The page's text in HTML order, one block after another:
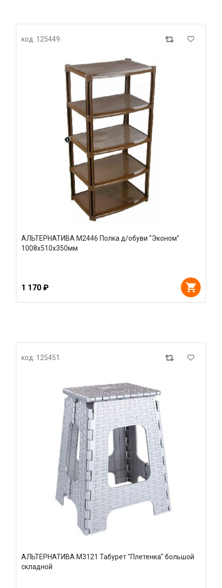
код: 125449
АЛЬТЕРНАТИВА М2446 Полка д/обуви "Эконом"
1008х510х350мм
1 170 ₽
код: 125451
АЛЬТЕРНАТИВА М3121 Табурет "Плетенка" большой
складной